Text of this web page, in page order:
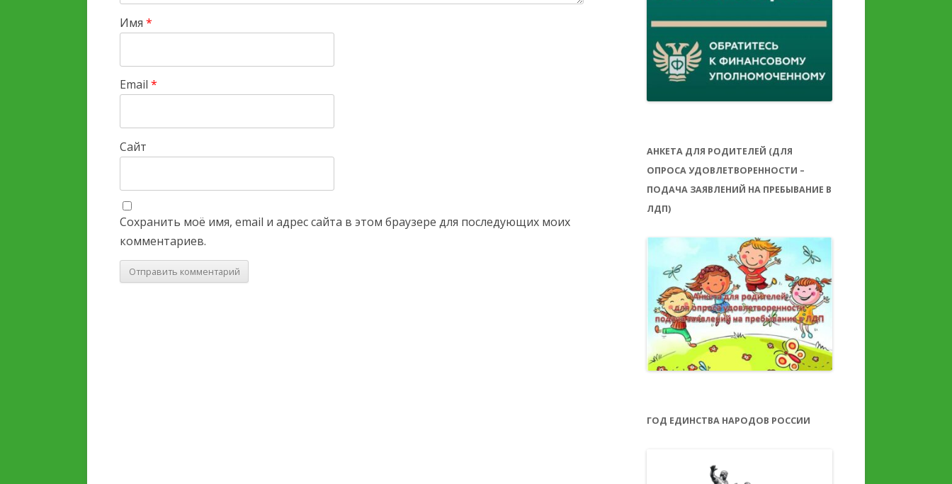
Имя*
Email*
Сайт
Сохранить моё имя, email и адрес сайта в этом браузере для последующих моих
комментариев.
АНКЕТА ДЛЯ РОДИТЕЛЕЙ (ДЛЯ
ОПРОСА УДОВЛЕТВОРЕННОСТИ –
ПОДАЧА ЗАЯВЛЕНИЙ НА ПРЕБЫВАНИЕ В
ЛДП)
ГОД ЕДИНСТВА НАРОДОВ РОССИИ